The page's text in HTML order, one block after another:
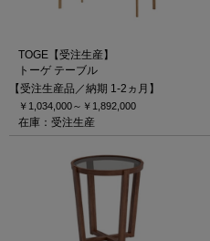
TOGE【受注生産】
トーゲ テーブル
【受注生産品／納期 1-2ヵ月】
￥1,034,000～ ￥1,892,000
在庫：受注生産